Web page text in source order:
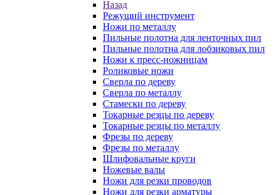
Назад
Режущий инструмент
Ножи по металлу
Пильные полотна для ленточных пил
Пильные полотна для лобзиковых пил
Ножи к пресс-ножницам
Роликовые ножи
Сверла по дереву
Сверла по металлу
Стамески по дереву
Токарные резцы по дереву
Токарные резцы по металлу
Фрезы по дереву
Фрезы по металлу
Шлифовальные круги
Ножевые валы
Ножи для резки проводов
Ножи для резки арматуры